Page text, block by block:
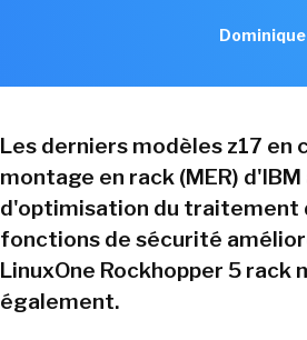
Les derniers modèles z17 en
montage en rack (MER)
d'optimisation du traitement
fonctions de sécurité
LinuxOne Rockhopper 5
également.